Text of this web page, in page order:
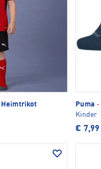
Heimtrikot
Puma ·
Kinder
€ 7,99